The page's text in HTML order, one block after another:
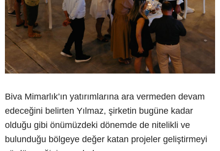
Biva Mimarlık’ın yatırımlarına ara vermeden devam
edeceğini belirten Yılmaz, şirketin bugüne kadar
olduğu gibi önümüzdeki dönemde de nitelikli ve
bulunduğu bölgeye değer katan projeler geliştirmeyi